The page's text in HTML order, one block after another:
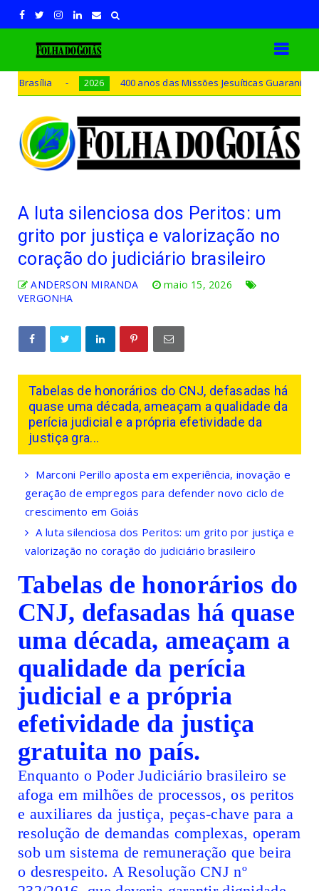
2026 400 anos das Missões Jesuíticas Guaranis inspiram 33ª
A luta silenciosa dos Peritos: um
grito por justiça e valorização no
coração do judiciário brasileiro
ANDERSON MIRANDA
maio 15, 2026
VERGONHA
Tabelas de honorários do CNJ, defasadas há
quase uma década, ameaçam a qualidade da
perícia judicial e a própria efetividade da
justiça gra...
Marconi Perillo aposta em experiência, inovação e
geração de empregos para defender novo ciclo de
crescimento em Goiás
A luta silenciosa dos Peritos: um grito por justiça e
valorização no coração do judiciário brasileiro
Tabelas de honorários do
CNJ, defasadas há quase
uma década, ameaçam a
qualidade da perícia
judicial e a própria
efetividade da justiça
gratuita no país.
Enquanto o Poder Judiciário brasileiro se
afoga em milhões de processos, os peritos
e auxiliares da justiça, peças-chave para a
resolução de demandas complexas, operam
sob um sistema de remuneração que beira
o desrespeito. A Resolução CNJ nº